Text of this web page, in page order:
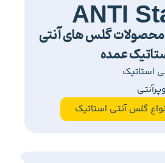
ANTI
گلس های آنتی
عمده
استاتیک
گلس آنتی استاتیک